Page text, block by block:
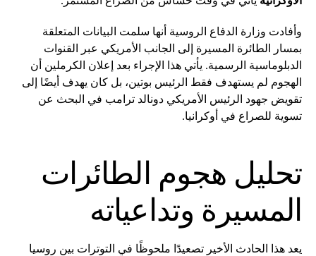
وأفادت وزارة الدفاع الروسية أنها سلمت البيانات المتعلقة
بمسار الطائرة المسيرة إلى الجانب الأمريكي عبر القنوات
الدبلوماسية الرسمية. يأتي هذا الإجراء بعد إعلان الكرملين أن
الهجوم لم يستهدف فقط الرئيس بوتين، بل كان يهدف أيضًا إلى
تقويض جهود الرئيس الأمريكي دونالد ترامب في البحث عن
تسوية للصراع في أوكرانيا.
تحليل هجوم الطائرات
المسيرة وتداعياته
يعد هذا الحادث الأخير تصعيدًا ملحوظًا في التوترات بين روسيا